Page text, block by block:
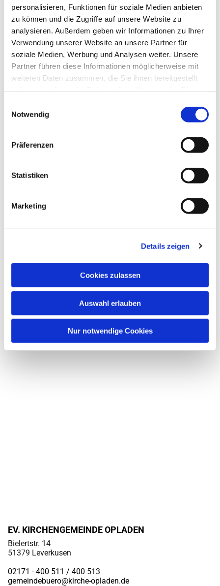
personalisieren, Funktionen für soziale Medien anbieten
zu können und die Zugriffe auf unsere Website zu
analysieren. Außerdem geben wir Informationen zu Ihrer
Verwendung unserer Website an unsere Partner für
soziale Medien, Werbung und Analysen weiter. Unsere
Partner führen diese Informationen möglicherweise mit
weiteren Daten zusammen, die Sie ihnen bereitgestellt
Notwendig
Präferenzen
Statistiken
Marketing
Details zeigen
Cookies zulassen
Auswahl erlauben
Nur notwendige Cookies
interessieren
EV. KIRCHENGEMEINDE OPLADEN
Bielertstr. 14
51379 Leverkusen
02171 - 400 511 / 400 513
gemeindebuero@kirche-opladen.de